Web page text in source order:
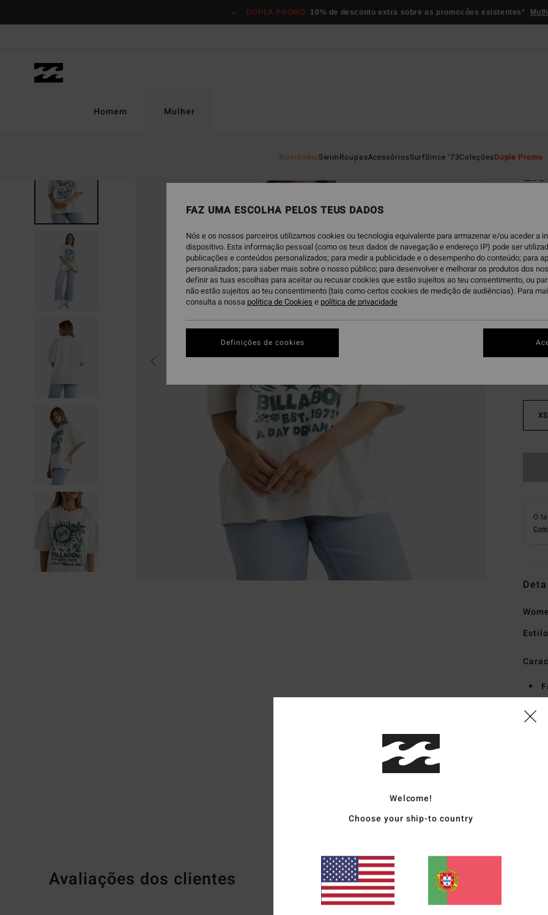
produto
DUPLA PROMO 10% de desconto extra sobre as promocôes existentes*
Homem Mulher
NovidadesSwimRoupasAcessóriosSurfSince '73ColeçõesDupla Promo
€
€
XS
O
Estilo
Avaliações dos clientes
Welcome!
Choose your ship-to country
FAZ UMA ESCOLHA PELOS TEUS DADOS
Nós e os nossos parceiros utilizamos cookies ou tecnologia equivalente para armazenar e/ou aceder a
dispositivo. Esta informação pessoal (como os teus dados de navegação e endereço IP) pode ser
publicações e conteúdos personalizados; para medir a publicidade e o desempenho do conteúdo; para
personalizados; para saber mais sobre o nosso público; para desenvolver e melhorar os produtos dos
definir as tuas escolhas para aceitar ou recusar cookies que estão sujeitos ao teu consentimento, ou
não estão sujeitos ao teu consentimento (tais como certos cookies de medição de audiências). Para
consulta a nossa política de Cookies e política de privacidade
Definições de cookies